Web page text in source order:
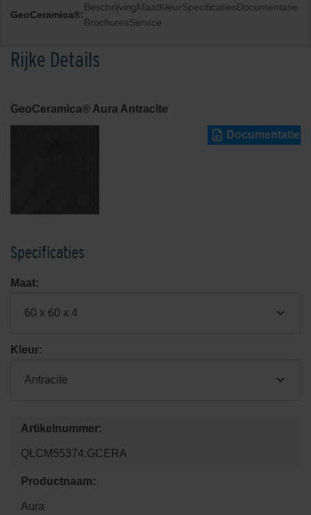
GeoCeramica®:
BeschrijvingMaatKleurSpecificatiesDocumentatie
BrochuresService
Rijke Details
GeoCeramica® Aura Antracite
Documentatie
Specificaties
Maat:
60 x 60 x 4
Kleur:
Antracite
Artikelnummer:
QLCM55374.GCERA
Productnaam:
Aura